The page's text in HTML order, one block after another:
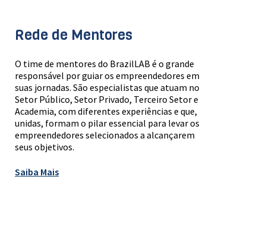
Rede de Mentores
O time de mentores do BrazilLAB é o grande
responsável por guiar os empreendedores em
suas jornadas. São especialistas que atuam no
Setor Público, Setor Privado, Terceiro Setor e
Academia, com diferentes experiências e que,
unidas, formam o pilar essencial para levar os
empreendedores selecionados a alcançarem
seus objetivos.
Saiba Mais